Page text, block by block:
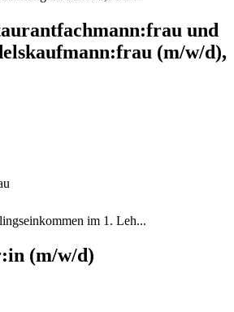
und
(m/w/d),
im 1. Leh...
(m/w/d)